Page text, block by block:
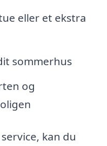
eller et ekstra
sommerhus
og
kan du